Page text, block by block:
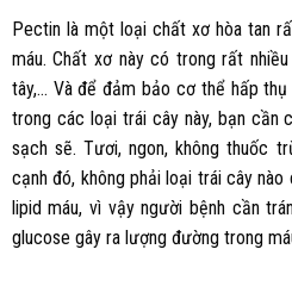
Pectin là một loại chất xơ hòa tan
máu. Chất xơ này có trong rất
tây,… Và để đảm bảo cơ thể hấp
trong các loại trái cây này, bạn cần
sạch sẽ. Tươi, ngon, không thuốc
cạnh đó, không phải loại trái cây
lipid máu, vì vậy người bệnh cần
glucose gây ra lượng đường trong